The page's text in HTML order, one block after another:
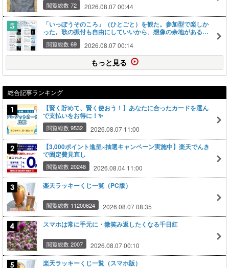
閲覧総数 72 2026.08.07 00:44
「いっぽうそのころ」（ひとごと）を観た。参加型で楽しか
った。歌の振付も自由にしていいから、想像の余地がある。
行きたい所や、待ってる者・物を子ども達に訊いて取り入れ
るのもいい。 やけに墓にこだわってる男子も居たが、それも
ちゃんと受け入れてくれたから、満足していたみたい。
閲覧総数 69 2026.08.07 00:14
もっと見る
総合記事ランキング
【賢く貯めて、賢く使おう！】あなたに合ったカードを選ん
で支払いをお得に！✨
閲覧総数 9532 2026.08.07 11:00
【3,000ポイント進呈×抽選キャンペーン実施中】楽天でんき
で固定費見直し
閲覧総数 20248 2026.08.04 11:00
楽天ラッキーくじ一覧（PC版）
閲覧総数 11200624 2026.08.07 08:35
スマホは常に手元に・微笑み返したくなる千日紅
閲覧総数 2007 2026.08.07 00:10
楽天ラッキーくじ一覧（スマホ版）